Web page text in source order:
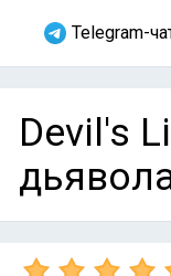
Telegram-
Devil's